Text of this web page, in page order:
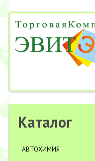
Каталог
АВТОХИМИЯ